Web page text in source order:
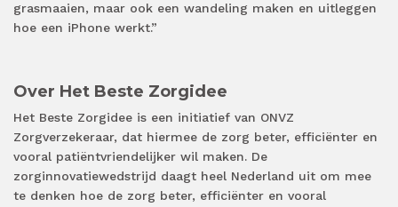
grasmaaien, maar ook een wandeling maken en uitleggen
hoe een iPhone werkt.”
Over Het Beste Zorgidee
Het Beste Zorgidee is een initiatief van ONVZ
Zorgverzekeraar, dat hiermee de zorg beter, efficiënter en
vooral patiëntvriendelijker wil maken. De
zorginnovatiewedstrijd daagt heel Nederland uit om mee
te denken hoe de zorg beter, efficiënter en vooral